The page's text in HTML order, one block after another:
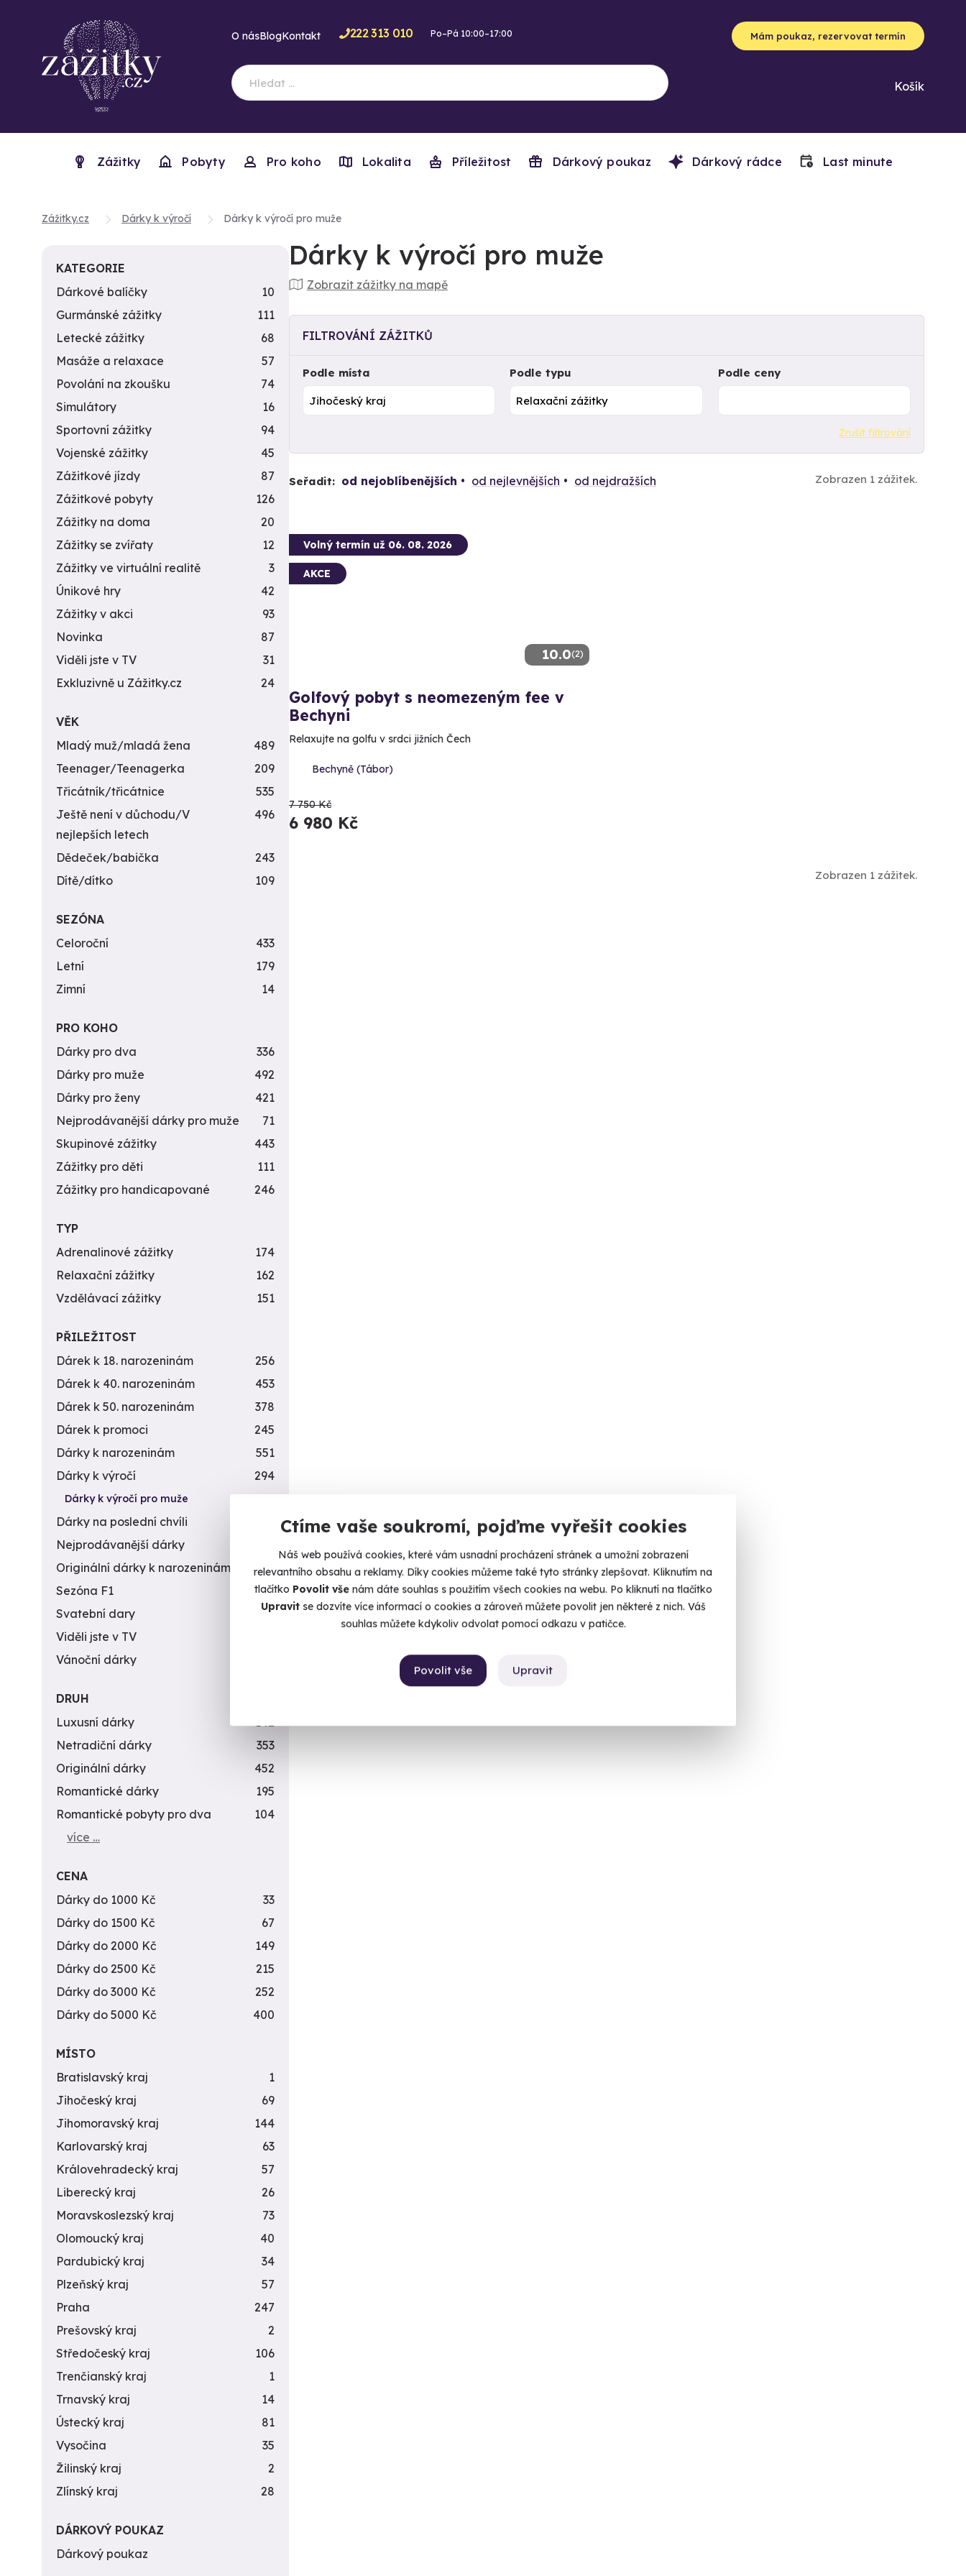
Ctíme vaše soukromí, pojďme vyřešit cookies
Náš web používá cookies, které vám usnadní procházení stránek a umožní zobrazení
relevantního obsahu a reklamy. Díky cookies můžeme také tyto stránky zlepšovat. Kliknutím na
tlačítko Povolit vše nám dáte souhlas s použitím všech cookies na webu. Po kliknutí na tlačítko
Upravitse dozvíte více informací o cookies a zároveň můžete povolit jen některé z nich. Váš
souhlas můžete kdykoliv odvolat pomocí odkazu v patičce.
Upravit
Povolit vše
O násBlogKontakt 222 313 010 Po–Pá 10:00–17:00 Mám poukaz, rezervovat termín
Košík
Zážitky Pobyty Pro koho Lokalita Příležitost Dárkový poukaz Dárkový rádce Last minute
Zážitky.cz Dárky k výročí Dárky k výročí pro muže
Dárky k výročí pro muže
Zobrazit zážitky na mapě
FILTROVÁNÍ ZÁŽITKŮ
Podle místa Podle typu Podle ceny
Zrušit filtrování
Seřadit: od nejoblíbenějších od nejlevnějších od nejdražších Zobrazen 1 zážitek.
10.0(2)
Volný termín už 06. 08. 2026
AKCE
Golfový pobyt s neomezeným fee v
Bechyni
Relaxujte na golfu v srdci jižních Čech
Bechyně (Tábor)
7 750 Kč
6 980 Kč
Zobrazen 1 zážitek.
KATEGORIE
Dárkové balíčky
10
Gurmánské zážitky
111
Letecké zážitky
68
Masáže a relaxace
57
Povolání na zkoušku
74
Simulátory
16
Sportovní zážitky
94
Vojenské zážitky
45
Zážitkové jízdy
87
Zážitkové pobyty
126
Zážitky na doma
20
Zážitky se zvířaty
12
Zážitky ve virtuální realitě
3
Únikové hry
42
Zážitky v akci
93
Novinka
87
Viděli jste v TV
31
Exkluzivně u Zážitky.cz
24
VĚK
Mladý muž/mladá žena
489
Teenager/Teenagerka
209
Třicátník/třicátnice
535
Ještě není v důchodu/V
nejlepších letech
496
Dědeček/babička
243
Dítě/dítko
109
SEZÓNA
Celoroční
433
Letní
179
Zimní
14
PRO KOHO
Dárky pro dva
336
Dárky pro muže
492
Dárky pro ženy
421
Nejprodávanější dárky pro muže
71
Skupinové zážitky
443
Zážitky pro děti
111
Zážitky pro handicapované
246
TYP
Adrenalinové zážitky
174
Relaxační zážitky
162
Vzdělávací zážitky
151
PŘILEŽITOST
Dárek k 18. narozeninám
256
Dárek k 40. narozeninám
453
Dárek k 50. narozeninám
378
Dárek k promoci
245
Dárky k narozeninám
551
Dárky k výročí
294
Dárky k výročí pro muže 195
Dárky na poslední chvíli
Nejprodávanější dárky
Originální dárky k narozeninám
422
Sezóna F1
4
Svatební dary
196
Viděli jste v TV
Vánoční dárky
DRUH
Luxusní dárky
142
Netradiční dárky
353
Originální dárky
452
Romantické dárky
195
Romantické pobyty pro dva
104
více …
CENA
Dárky do 1000 Kč
33
Dárky do 1500 Kč
67
Dárky do 2000 Kč
149
Dárky do 2500 Kč
215
Dárky do 3000 Kč
252
Dárky do 5000 Kč
400
MÍSTO
Bratislavský kraj
1
Jihočeský kraj
69
Jihomoravský kraj
144
Karlovarský kraj
63
Královehradecký kraj
57
Liberecký kraj
26
Moravskoslezský kraj
73
Olomoucký kraj
40
Pardubický kraj
34
Plzeňský kraj
57
Praha
247
Prešovský kraj
2
Středočeský kraj
106
Trenčianský kraj
1
Trnavský kraj
14
Ústecký kraj
81
Vysočina
35
Žilinský kraj
2
Zlínský kraj
28
DÁRKOVÝ POUKAZ
Dárkový poukaz